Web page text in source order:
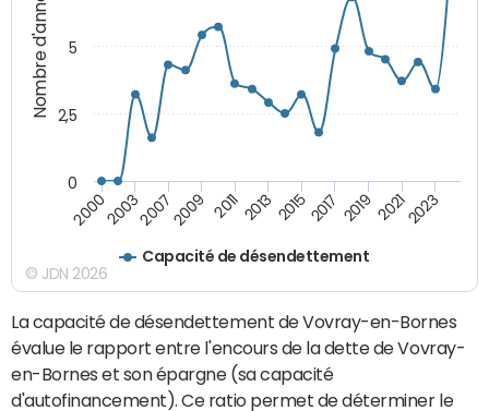
Nombre d'années
Capacité de désendettement
2000200320072009 2011 2013 20152017 2019 20212023
0
2,5
5
© JDN 2026
La capacité de désendettement de Vovray-en-Bornes
évalue le rapport entre l'encours de la dette de Vovray-
en-Bornes et son épargne (sa capacité
d'autofinancement). Ce ratio permet de déterminer le